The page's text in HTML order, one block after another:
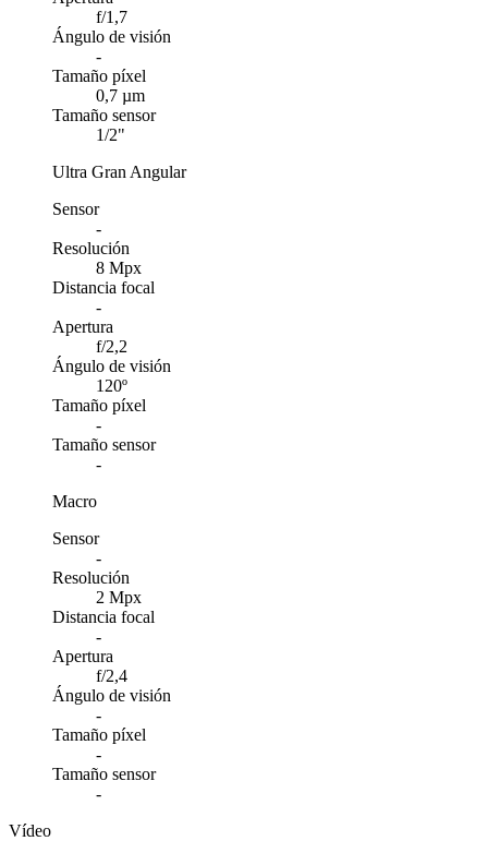
f/1,7
Ángulo de visión
-
Tamaño píxel
0,7 µm
Tamaño sensor
1/2"
Ultra Gran Angular
Sensor
-
Resolución
8 Mpx
Distancia focal
-
Apertura
f/2,2
Ángulo de visión
120º
Tamaño píxel
-
Tamaño sensor
-
Macro
Sensor
-
Resolución
2 Mpx
Distancia focal
-
Apertura
f/2,4
Ángulo de visión
-
Tamaño píxel
-
Tamaño sensor
-
Vídeo